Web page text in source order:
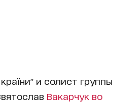
и солист группы
Вакарчук во